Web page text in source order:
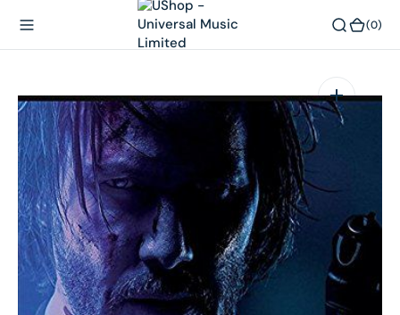
(0)
在
相